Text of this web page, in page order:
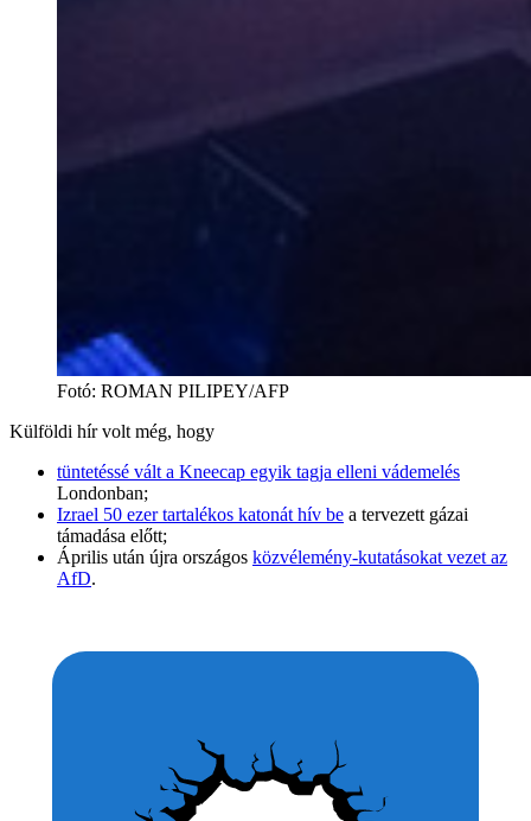
Fotó: ROMAN PILIPEY/AFP
Külföldi hír volt még, hogy
tüntetéssé vált a Kneecap egyik tagja elleni vádemelés
Londonban;
Izrael 50 ezer tartalékos katonát hív be a tervezett gázai
támadása előtt;
Április után újra országos közvélemény-kutatásokat vezet az
AfD.